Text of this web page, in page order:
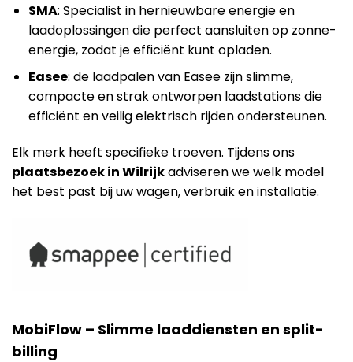
SMA: Specialist in hernieuwbare energie en
laadoplossingen die perfect aansluiten op zonne-
energie, zodat je efficiënt kunt opladen.
Easee: de laadpalen van Easee zijn slimme,
compacte en strak ontworpen laadstations die
efficiënt en veilig elektrisch rijden ondersteunen.
Elk merk heeft specifieke troeven. Tijdens ons
plaatsbezoek in Wilrijkadviseren we welk model
het best past bij uw wagen, verbruik en installatie.
MobiFlow – Slimme laaddiensten en split-
billing